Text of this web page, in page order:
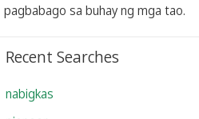
pagbabago sa buhay ng mga tao.
Recent Searches
nabigkas